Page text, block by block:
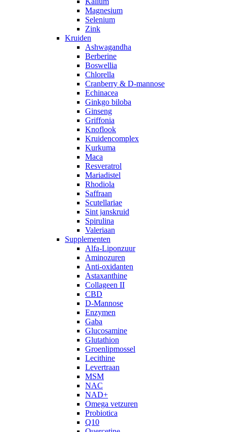
Magnesium
Selenium
Zink
Kruiden
Ashwagandha
Berberine
Boswellia
Chlorella
Cranberry & D-mannose
Echinacea
Ginkgo biloba
Ginseng
Griffonia
Knoflook
Kruidencomplex
Kurkuma
Maca
Resveratrol
Mariadistel
Rhodiola
Saffraan
Scutellariae
Sint janskruid
Spirulina
Valeriaan
Supplementen
Alfa-Liponzuur
Aminozuren
Anti-oxidanten
Astaxanthine
Collageen II
CBD
D-Mannose
Enzymen
Gaba
Glucosamine
Glutathion
Groenlipmossel
Lecithine
Levertraan
MSM
NAC
NAD+
Omega vetzuren
Probiotica
Q10